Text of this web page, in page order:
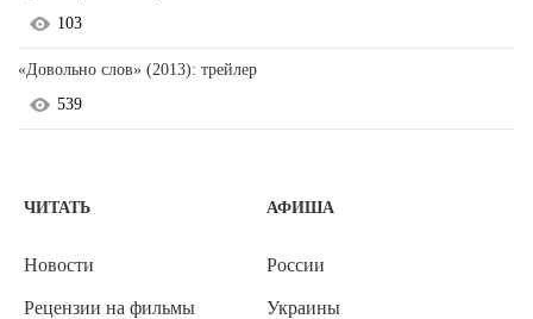
103
«Довольно слов» (2013): трейлер
539
ЧИТАТЬ
Новости
Рецензии на фильмы
АФИША
России
Украины